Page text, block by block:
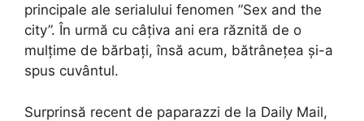
principale ale serialului fenomen ”Sex and the
city”. În urmă cu câțiva ani era răznită de o
mulțime de bărbați, însă acum, bătrânețea și-a
spus cuvântul.
Surprinsă recent de paparazzi de la Daily Mail,